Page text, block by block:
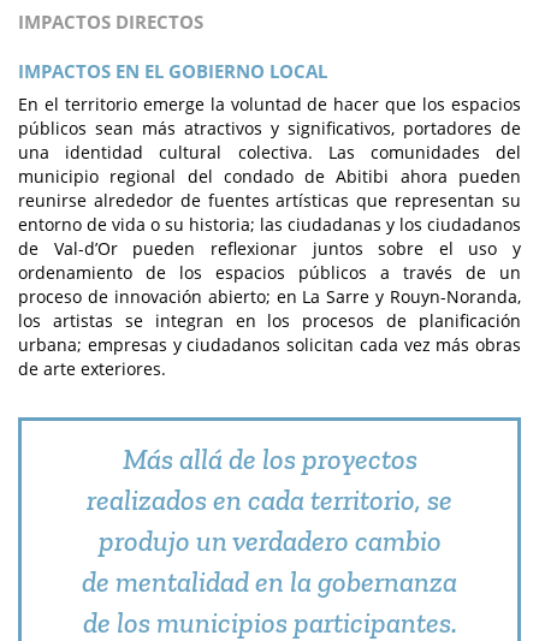
IMPACTOS DIRECTOS
IMPACTOS EN EL GOBIERNO LOCAL
En el territorio emerge la voluntad de hacer que los espacios
públicos sean más atractivos y significativos, portadores de
una identidad cultural colectiva. Las comunidades del
municipio regional del condado de Abitibi ahora pueden
reunirse alrededor de fuentes artísticas que representan su
entorno de vida o su historia; las ciudadanas y los ciudadanos
de Val-d’Or pueden reflexionar juntos sobre el uso y
ordenamiento de los espacios públicos a través de un
proceso de innovación abierto; en La Sarre y Rouyn-Noranda,
los artistas se integran en los procesos de planificación
urbana; empresas y ciudadanos solicitan cada vez más obras
de arte exteriores.
Más allá de los proyectos
realizados en cada territorio, se
produjo un verdadero cambio
de mentalidad en la gobernanza
de los municipios participantes.